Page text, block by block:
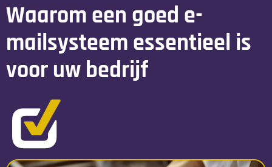
Waarom een goed e-
mailsysteem essentieel is
voor uw bedrijf